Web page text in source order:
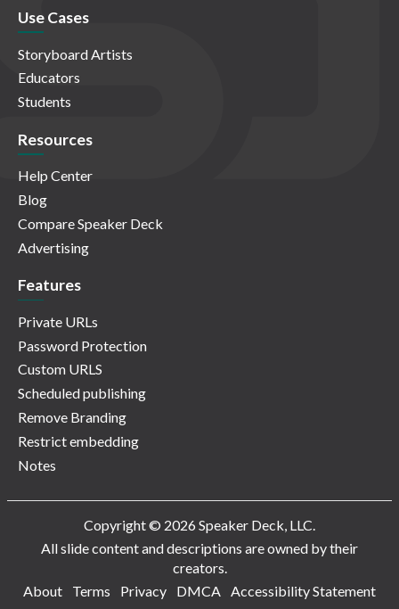
Use Cases
Storyboard Artists
Educators
Students
Resources
Help Center
Blog
Compare Speaker Deck
Advertising
Features
Private URLs
Password Protection
Custom URLS
Scheduled publishing
Remove Branding
Restrict embedding
Notes
Copyright © 2026 Speaker Deck, LLC.
All slide content and descriptions are owned by their
creators.
About
Terms Privacy DMCA Accessibility Statement